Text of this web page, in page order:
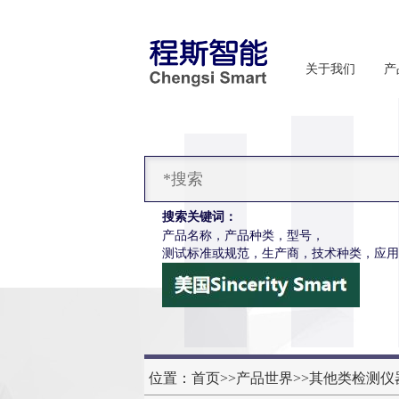
关于我们
搜索关键词：
产品名称，产品种类，型号，
测试标准或规范，生产商，技术种类，应
位置： 首页>>产品世界>>其他类检测仪